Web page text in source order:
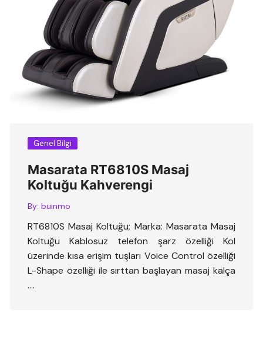
Genel Bilgi
Masarata RT6810S Masaj
Koltuğu Kahverengi
By: buinmo
RT6810S Masaj Koltuğu; Marka: Masarata Masaj
Koltuğu Kablosuz telefon şarz özelliği Kol
üzerinde kısa erişim tuşları Voice Control özelliği
L-Shape özelliği ile sırttan başlayan masaj kalça
….